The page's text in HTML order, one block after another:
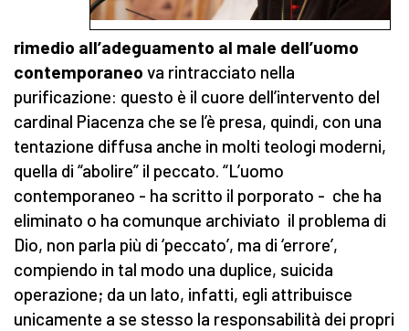
rimedio all’adeguamento al male dell’uomo
contemporaneo va rintracciato nella
purificazione: questo è il cuore dell’intervento del
cardinal Piacenza che se l’è presa, quindi, con una
tentazione diffusa anche in molti teologi moderni,
quella di “abolire” il peccato. “L’uomo
contemporaneo - ha scritto il porporato - che ha
eliminato o ha comunque archiviato il problema di
Dio, non parla più di ‘peccato’, ma di ‘errore’,
compiendo in tal modo una duplice, suicida
operazione; da un lato, infatti, egli attribuisce
unicamente a se stesso la responsabilità dei propri